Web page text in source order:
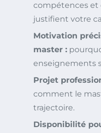
compétences et
justifient votre
Motivation
master :
enseignements
Projet
comment le
trajectoire.
Disponibilité